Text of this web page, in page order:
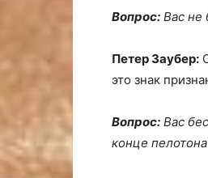
Вопрос: Вас не
Петер Заубер:
это знак
Вопрос: Вас
конце